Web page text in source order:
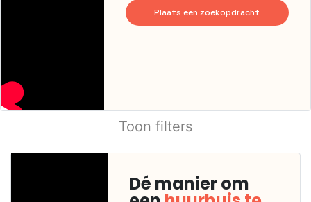
Plaats een zoekopdracht
Toon filters
Dé manier om